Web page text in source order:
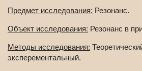
Предмет исследования: Резонанс.
Объект исследования: Резонанс в
Методы исследования:
эксперементальный.